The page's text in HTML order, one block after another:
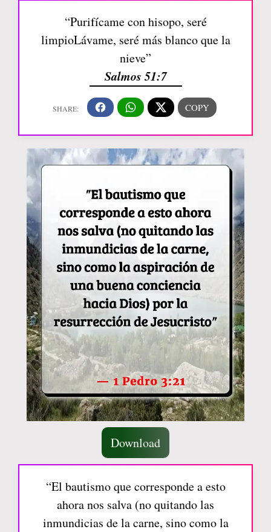
“Purifícame con hisopo, seré
limpioLávame, seré más blanco que la
nieve”
Salmos 51:7
Download
“El bautismo que corresponde a esto
ahora nos salva (no quitando las
inmundicias de la carne, sino como la